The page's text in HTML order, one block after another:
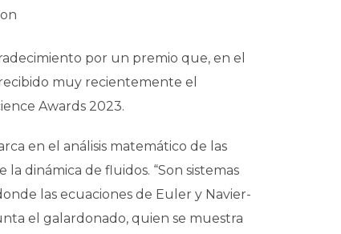
por un premio que, en el
muy recientemente el
Awards 2023.
en el análisis matemático de las
dinámica de fluidos. “Son sistemas
las ecuaciones de Euler y Navier-
el galardonado, quien se muestra